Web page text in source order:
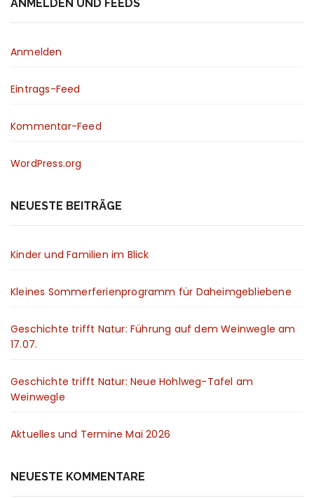
ANMELDEN UND FEEDS
Anmelden
Eintrags-Feed
Kommentar-Feed
WordPress.org
NEUESTE BEITRÄGE
Kinder und Familien im Blick
Kleines Sommerferienprogramm für Daheimgebliebene
Geschichte trifft Natur: Führung auf dem Weinwegle am
17.07.
Geschichte trifft Natur: Neue Hohlweg-Tafel am
Weinwegle
Aktuelles und Termine Mai 2026
NEUESTE KOMMENTARE